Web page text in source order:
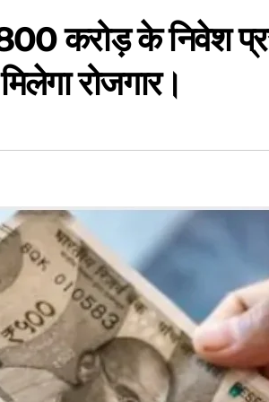
करोड़ के निवेश
रोजगार।